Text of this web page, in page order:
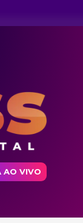
AO VIVO